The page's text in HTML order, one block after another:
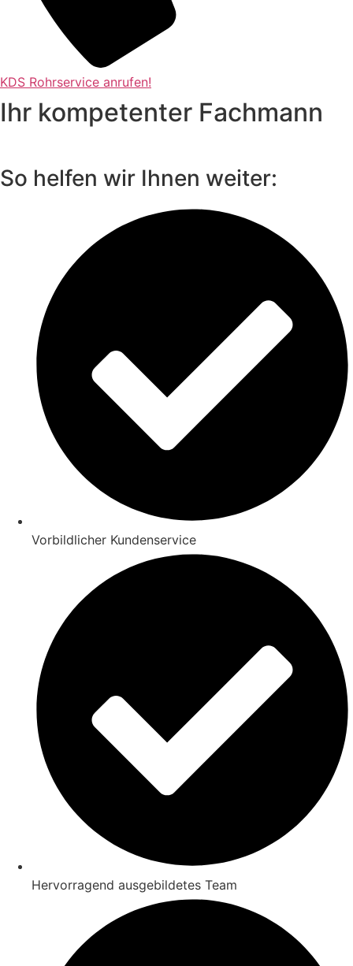
KDS Rohrservice anrufen!
Ihr kompetenter Fachmann
So helfen wir Ihnen weiter:
Vorbildlicher Kundenservice
Hervorragend ausgebildetes Team